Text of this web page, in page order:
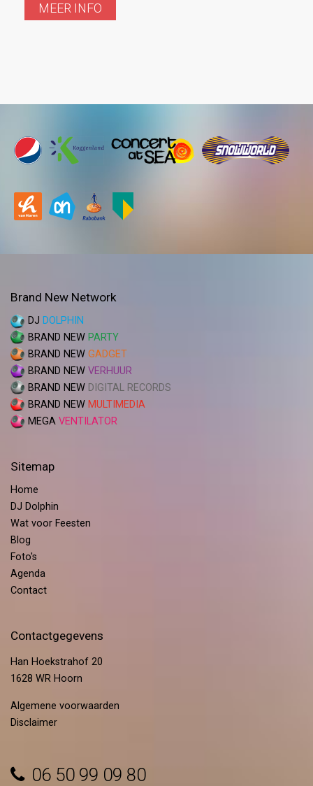
MEER INFO
Brand New Network
DJ DOLPHIN
BRAND NEW PARTY
BRAND NEW GADGET
BRAND NEW VERHUUR
BRAND NEW DIGITAL RECORDS
BRAND NEW MULTIMEDIA
MEGA VENTILATOR
Sitemap
Home
DJ Dolphin
Wat voor Feesten
Blog
Foto's
Agenda
Contact
Contactgegevens
Han Hoekstrahof 20
1628 WR Hoorn
Algemene voorwaarden
Disclaimer
06 50 99 09 80